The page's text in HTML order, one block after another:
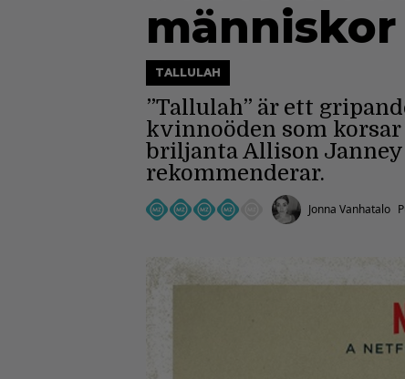
människor
TALLULAH
”Tallulah” är ett
kvinnoöden som korsar
briljanta Allison
rekommenderar.
Jonna Vanhatalo